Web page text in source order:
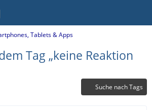
Tablets & Apps
Tag „keine Reaktion
Suche nach Tags